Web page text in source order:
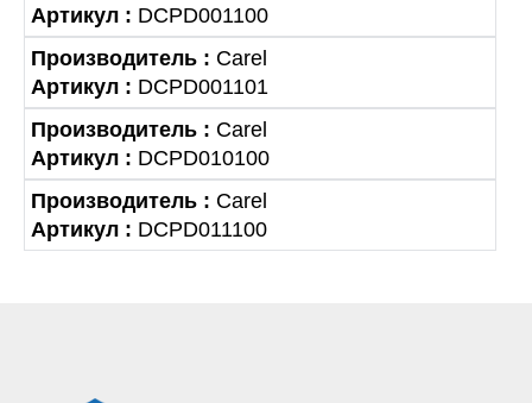
Артикул : DCPD001100
Производитель : Carel
Артикул : DCPD001101
Производитель : Carel
Артикул : DCPD010100
Производитель : Carel
Артикул : DCPD011100